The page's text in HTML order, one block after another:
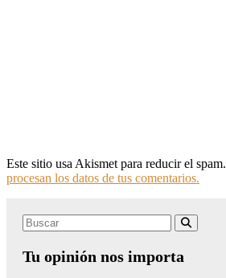
Este sitio usa Akismet para reducir el spam.
procesan los datos de tus comentarios.
Search
Tu opinión nos importa